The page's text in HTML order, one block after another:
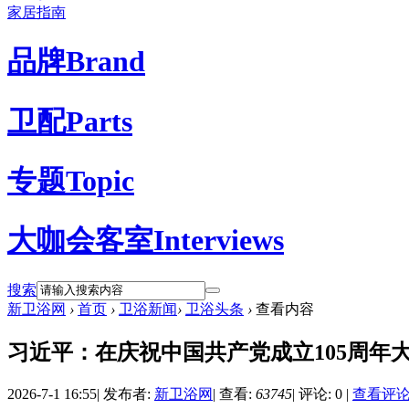
家居指南
品牌Brand
卫配Parts
专题Topic
大咖会客室Interviews
搜索
新卫浴网 › 首页 › 卫浴新闻› 卫浴头条 › 查看内容
习近平：在庆祝中国共产党成立105周年
2026-7-1 16:55| 发布者: 新卫浴网 | 查看: 63745| 评论: 0 | 查看评